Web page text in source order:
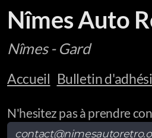
Nîmes Auto
Nîmes - Gard
Accueil Bulletin
N'hesitez pas à prendre